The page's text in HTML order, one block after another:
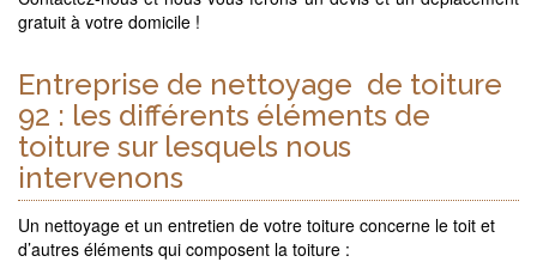
gratuit à votre domicile !
Entreprise de nettoyage de toiture
92 : les différents éléments de
toiture sur lesquels nous
intervenons
Un nettoyage et un entretien de votre toiture concerne le toit et
d’autres éléments qui composent la toiture :